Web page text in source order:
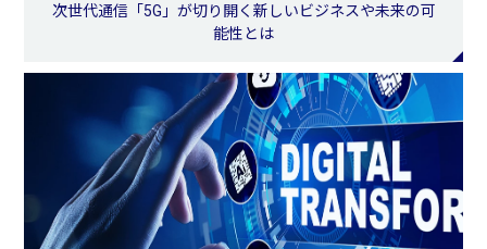
次世代通信「5G」が切り開く新しいビジネスや未来の可
能性とは